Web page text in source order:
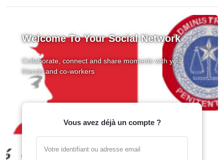
Welcome To Your Social Network
Collaborate, connect and share moments with your
friends and co-workers
Vous avez déjà un compte ?
Votre identifiant ou adresse email